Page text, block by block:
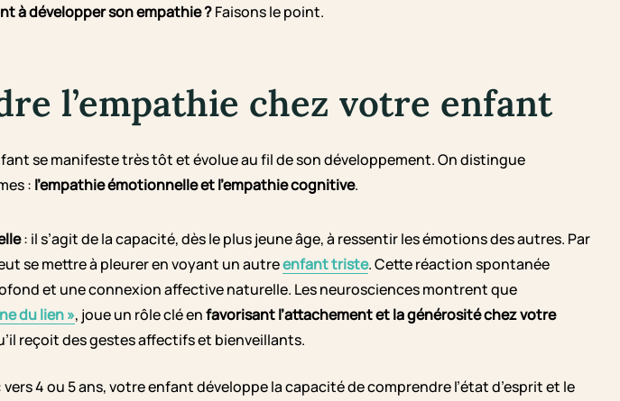
à développer son empathie ?Faisons le point.
l’empathie chez votre enfant
se manifeste très tôt et évolue au fil de son développement. On distingue
: l’empathie émotionnelle et l’empathie cognitive.
: il s’agit de la capacité, dès le plus jeune âge, à ressentir les émotions des autres. Par
se mettre à pleurer en voyant un autreenfant triste. Cette réaction spontanée
et une connexion affective naturelle. Les neurosciences montrent que
du lien », joue un rôle clé enfavorisant l’attachement et la générosité chez votre
reçoit des gestes affectifs et bienveillants.
4 ou 5 ans, votre enfant développe la capacité de comprendre l’état d’esprit et le